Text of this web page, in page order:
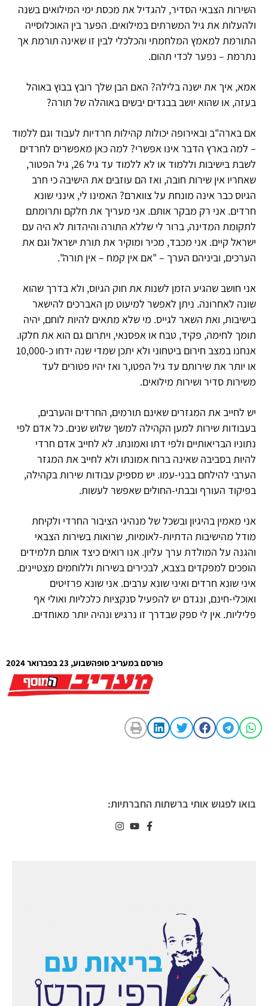
השירות הצבאי הסדיר, להגדיל את מכסת ימי המילואים בשנה
ולהעלות את גיל המשרתים במילואים. הפער בין האוכלוסייה
התורמת למאמץ המלחמתי והכלכלי לבין זו שאינה תורמת אך
נתרמת – נפער לכדי תהום.
אמא, איך את ישנה בלילה? האם הבן שלך רובץ בבוץ באוהל
בעזה, או שהוא יושב בבגדים יבשים באוהלה של תורה?
אם בארה"ב ובאירופה יכולות קהילות חרדיות לעבוד וגם ללמוד
– למה בארץ הדבר אינו אפשרי? למה כאן מאפשרים לחרדים
לשבת בישיבות וללמוד או לא ללמוד עד גיל 26, גיל הפטור,
שאחריו אין שירות חובה, ואז הם עוזבים את הישיבה כי חרב
הגיוס כבר אינה מונחת על צווארם? האמינו לי, אינני שונא
חרדים. אני רק מבקר אותם. אני מעריך את חלקם ותרומתם
לתקומת המדינה, ברור לי שללא התורה והיהדות לא היה עם
ישראל קיים. אני מכבד, מכיר ומוקיר את תורת ישראל וגם את
הערכים, וביניהם הערך – "אם אין קמח – אין תורה".
אני חושב שהגיע הזמן לשנות את חוק הגיוס, ולא בדרך שהוא
שונה לאחרונה. ניתן לאפשר למיעוט מן האברכים להישאר
בישיבות, ואת השאר לגייס. מי שלא מתאים להיות לוחם, יהיה
תומך לחימה, פקיד, טבח או אפסנאי, ויתרום גם הוא את חלקו.
אנחנו במצב חירום ביטחוני ולא יתכן שמדי שנה ידחו כ-10,000
או יותר את שירותם עד גיל הפטו,ר ואז יהיו פטורים לעד
משירות סדיר ושירות מילואים.
יש לחייב את המגזרים שאינם תורמים, החרדים והערבים,
בעבודות שירות למען הקהילה למשך שלוש שנים. כל אדם לפי
נתוניו הבריאותיים ולפי דתו ואמונתו. לא לחייב אדם חרדי
להיות בסביבה שאינה ברוח אמונתו ולא לחייב את המגזר
הערבי להילחם בבני-עמו. יש מספיק עבודות שירות בקהילה,
בפיקוד העורף ובבתי-החולים שאפשר לעשות.
אני מאמין בהיגיון ובשכל של מנהיגי הציבור החרדי ולקיחת
מודל מהישיבות הדתיות-לאומיות, שרואות בשירות הצבאי
והגנה על המולדת ערך עליון. אנו רואים כיצד אותם תלמידים
הופכים למפקדים בצבא, לבכירים בשירות וללוחמים מצטיינים.
איני שונא חרדים ואיני שונא ערבים. אני שונא פרזיטים
ואוכלי-חינם, ונגדם יש להפעיל סנקציות כלכליות ואולי אף
פליליות. אין לי ספק שבדרך זו נרגיש ונהיה יותר מאוחדים.
פורסם במעריב סופהשבוע, 23 בפברואר 2024
בואו לפגוש אותי ברשתות החברתיות: